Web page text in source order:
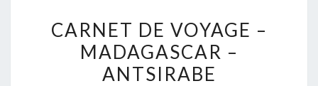
DE
VOYAGE
–
CARNET DE VOYAGE –
MADAGASCAR –
ANTSIRABE